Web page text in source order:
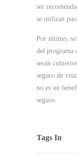
ser
se utilizan
Por último,
del programa
serán
seguro de
no es un
seguro.
Tags In